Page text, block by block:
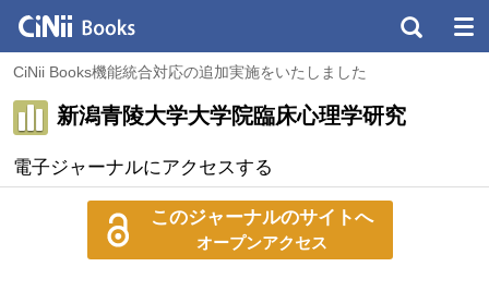
CiNii Books機能統合対応の追加実施をいたしました
新潟青陵大学大学院臨床心理学研究
電子ジャーナルにアクセスする
このジャーナルのサイトへ
オープンアクセス